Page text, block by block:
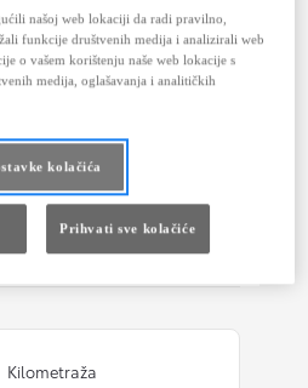
LPG 74KW
Kilometraža
našoj web lokaciji da radi pravilno,
funkcije društvenih medija i analizirali web
o vašem korištenju naše web lokacije s
medija, oglašavanja i analitičkih
kolačića
Prihvati sve kolačiće